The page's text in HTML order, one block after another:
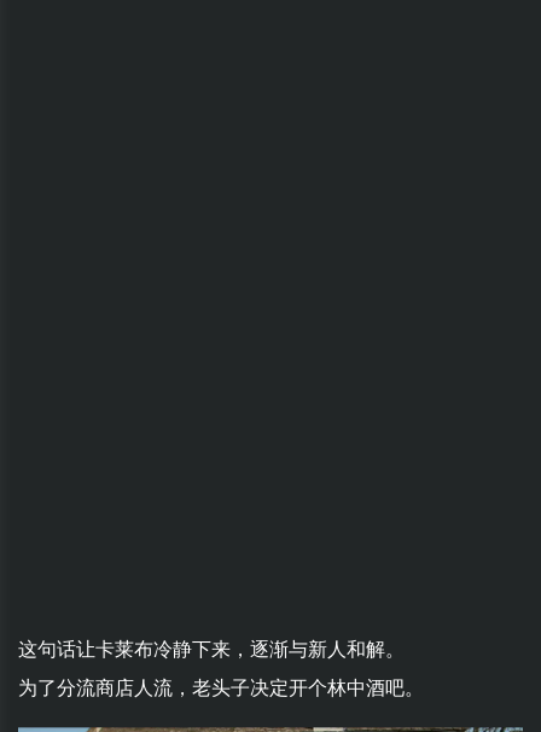
这句话让卡莱布冷静下来，逐渐与新人和解。
为了分流商店人流，老头子决定开个林中酒吧。